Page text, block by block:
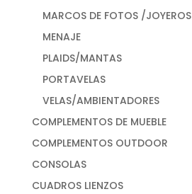
MARCOS DE FOTOS /JOYEROS
MENAJE
PLAIDS/MANTAS
PORTAVELAS
VELAS/AMBIENTADORES
COMPLEMENTOS DE MUEBLE
COMPLEMENTOS OUTDOOR
CONSOLAS
CUADROS LIENZOS